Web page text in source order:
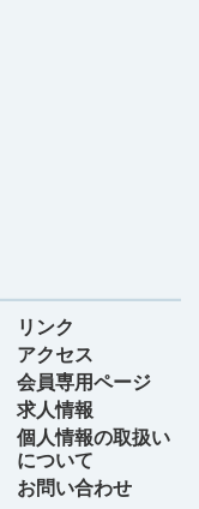
リンク
アクセス
会員専用ページ
求人情報
個人情報の取扱い
について
お問い合わせ